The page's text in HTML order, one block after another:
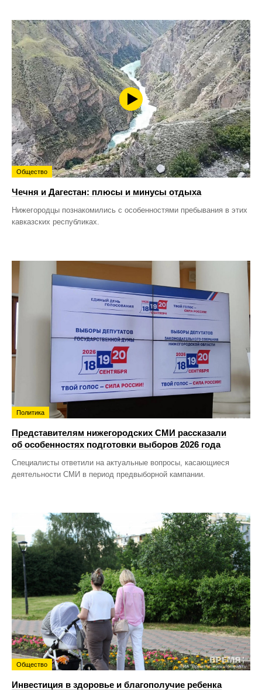
Общество
Чечня и Дагестан: плюсы и минусы отдыха
Нижегородцы познакомились с особенностями пребывания в этих
кавказских республиках.
Политика
Представителям нижегородских СМИ рассказали
об особенностях подготовки выборов 2026 года
Специалисты ответили на актуальные вопросы, касающиеся
деятельности СМИ в период предвыборной кампании.
Общество
Инвестиция в здоровье и благополучие ребенка